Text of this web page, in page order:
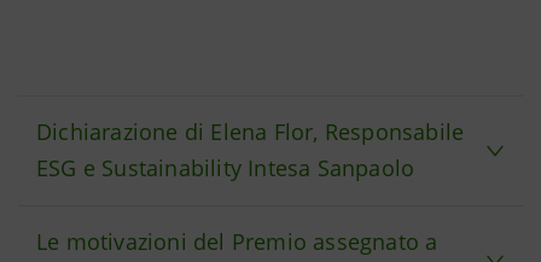
Dichiarazione di Elena Flor, Responsabile
ESG e Sustainability Intesa Sanpaolo
Le motivazioni del Premio assegnato a